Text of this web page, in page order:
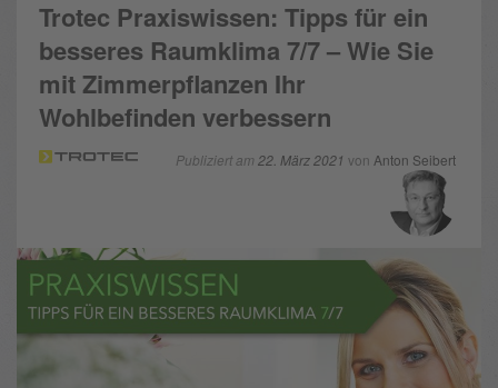
Trotec Praxiswissen: Tipps für ein
besseres Raumklima 7/7 – Wie Sie
mit Zimmerpflanzen Ihr
Wohlbefinden verbessern
Publiziert am 22. März 2021 von Anton Seibert